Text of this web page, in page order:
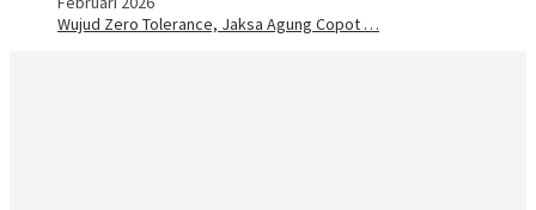
Wujud Zero Tolerance, Jaksa Agung Copot …